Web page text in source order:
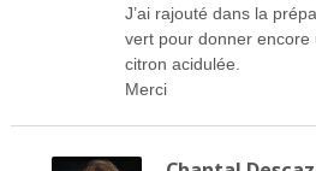
J’ai rajouté dans la
vert pour donner
citron acidulée.
Merci